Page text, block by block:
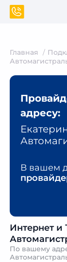
Главная
адресу:
В вашем
Интернет и
По вашему